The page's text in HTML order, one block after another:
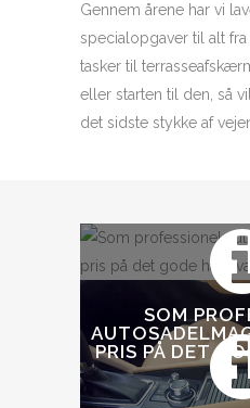
Gennem årene har vi
specialopgaver til alt
tasker til
eller starten til den, så
det sidste stykke af
SOM
PRIS PÅ DET